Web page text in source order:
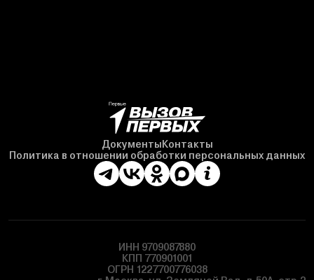
Документы Контакты
Политика в отношении обработки персональных данных
ИНН 9709087880
КПП 770901001
ОГРН 1227700776038